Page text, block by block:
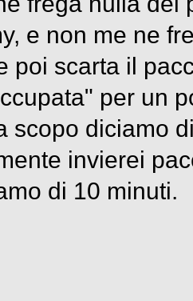
e non me ne
poi scarta il
per un
scopo diciamo
invierei
di 10 minuti.